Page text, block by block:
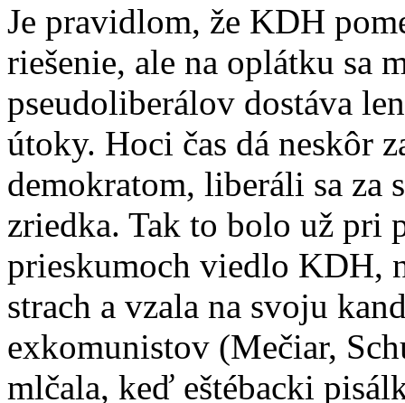
Je pravidlom, že KDH
riešenie, ale na oplátku sa
pseudoliberálov dostáva
útoky. Hoci čas dá neskôr
demokratom, liberáli sa za
zriedka. Tak to bolo už pri
prieskumoch viedlo KDH,
strach a vzala na svoju
exkomunistov (Mečiar,
mlčala, keď eštébacki